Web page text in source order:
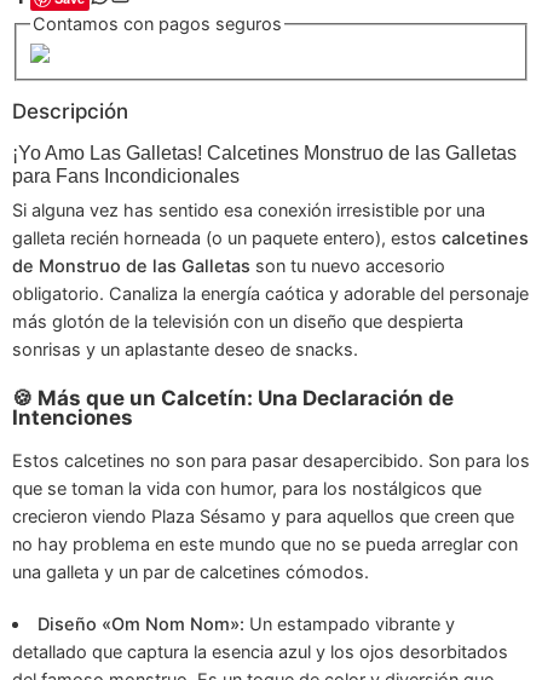
Contamos con pagos seguros
Descripción
¡Yo Amo Las Galletas! Calcetines Monstruo de las Galletas
para Fans Incondicionales
Si alguna vez has sentido esa conexión irresistible por una
galleta recién horneada (o un paquete entero), estos calcetines
de Monstruo de las Galletas son tu nuevo accesorio
obligatorio. Canaliza la energía caótica y adorable del personaje
más glotón de la televisión con un diseño que despierta
sonrisas y un aplastante deseo de snacks.
🍪 Más que un Calcetín: Una Declaración de
Intenciones
Estos calcetines no son para pasar desapercibido. Son para los
que se toman la vida con humor, para los nostálgicos que
crecieron viendo Plaza Sésamo y para aquellos que creen que
no hay problema en este mundo que no se pueda arreglar con
una galleta y un par de calcetines cómodos.
Diseño «Om Nom Nom»: Un estampado vibrante y
detallado que captura la esencia azul y los ojos desorbitados